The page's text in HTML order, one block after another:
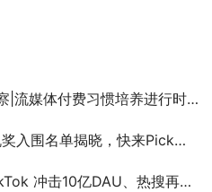
习惯培养进行时，自制内容成获客关键
揭晓，快来Pick你心中的行业标杆！
热搜再造现象级游戏 一起看更多出海圈大事件